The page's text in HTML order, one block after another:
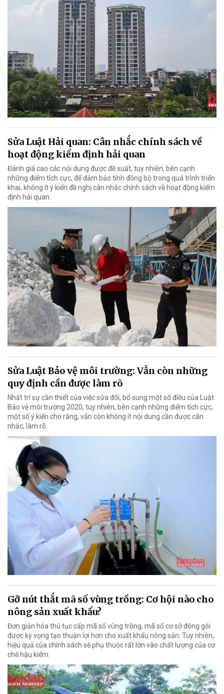
Sửa Luật Hải quan: Cân nhắc chính sách về
hoạt động kiểm định hải quan
Đánh giá cao các nội dung được đề xuất, tuy nhiên, bên cạnh
những điểm tích cực, để đảm bảo tính đồng bộ trong quá trình triển
khai, không ít ý kiến đề nghị cân nhắc chính sách về hoạt động kiểm
định hải quan.
Sửa Luật Bảo vệ môi trường: Vẫn còn những
quy định cần được làm rõ
Nhất trí sự cần thiết của việc sửa đổi, bổ sung một số điều của Luật
Bảo vệ môi trường 2020, tuy nhiên, bên cạnh những điểm tích cực,
một số ý kiến cho rằng, vẫn còn không ít nội dung cần được cân
nhắc, làm rõ.
Gỡ nút thắt mã số vùng trồng: Cơ hội nào cho
nông sản xuất khẩu?
Đơn giản hóa thủ tục cấp mã số vùng trồng, mã số cơ sở đóng gói
được kỳ vọng tạo thuận lợi hơn cho xuất khẩu nông sản. Tuy nhiên,
hiệu quả của chính sách sẽ phụ thuộc rất lớn vào chất lượng của cơ
chế hậu kiểm.